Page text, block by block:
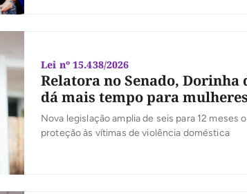
Lei nº 15.438/2026
Relatora no Senado, Dorinha
dá mais tempo para
Nova legislação amplia de seis para 12
proteção às vítimas de violência doméstica